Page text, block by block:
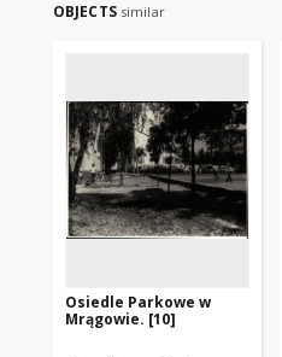
OBJECTS similar
Osiedle Parkowe w
Mrągowie. [10]